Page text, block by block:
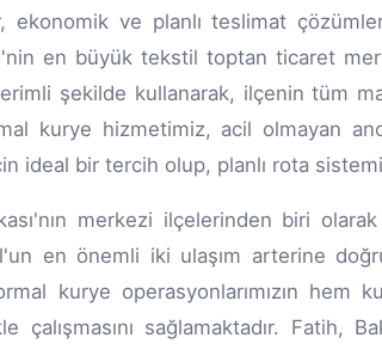
ekonomik ve planlı teslimat
en büyük tekstil toptan ticaret
şekilde kullanarak, ilçenin tüm
kurye hizmetimiz, acil olmayan
ideal bir tercih olup, planlı rota
merkezi ilçelerinden biri
en önemli iki ulaşım arterine
kurye operasyonlarımızın
çalışmasını sağlamaktadır. Fatih,